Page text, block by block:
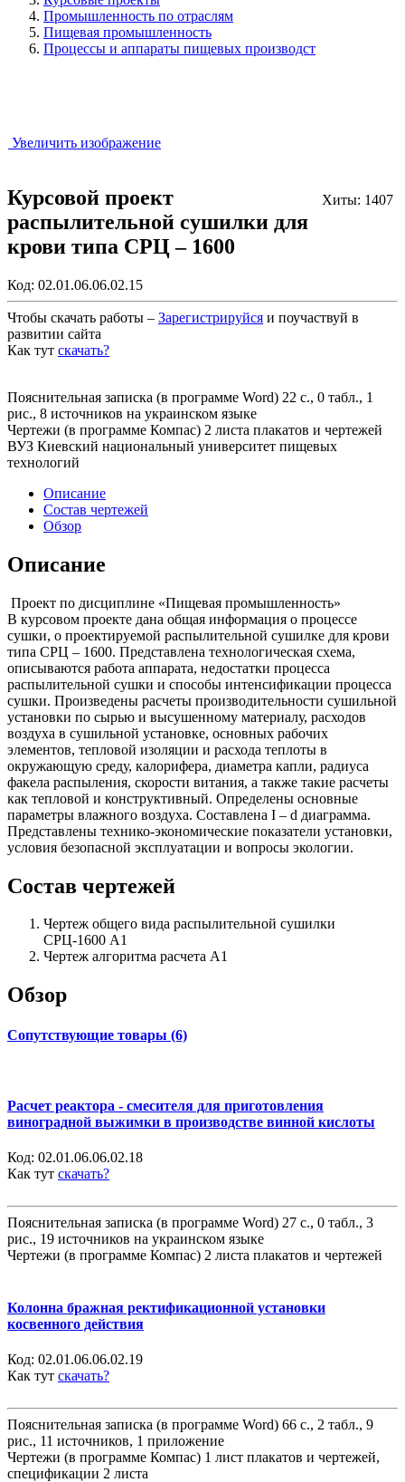
Промышленность по отраслям
Пищевая промышленность
Процессы и аппараты пищевых производст
Увеличить изображение
Хиты: 1407
Курсовой проект
распылительной сушилки для
крови типа СРЦ – 1600
Код: 02.01.06.06.02.15
Чтобы скачать работы – Зарегистрируйся и поучаствуй в
развитии сайта
Как тут скачать?
Пояснительная записка (в программе Word) 22 с., 0 табл., 1
рис., 8 источников на украинском языке
Чертежи (в программе Компас) 2 листа плакатов и чертежей
ВУЗ Киевский национальный университет пищевых
технологий
Описание
Состав чертежей
Обзор
Описание
Проект по дисциплине «Пищевая промышленность»
В курсовом проекте дана общая информация о процессе
сушки, о проектируемой распылительной сушилке для крови
типа СРЦ – 1600. Представлена технологическая схема,
описываются работа аппарата, недостатки процесса
распылительной сушки и способы интенсификации процесса
сушки. Произведены расчеты производительности сушильной
установки по сырью и высушенному материалу, расходов
воздуха в сушильной установке, основных рабочих
элементов, тепловой изоляции и расхода теплоты в
окружающую среду, калорифера, диаметра капли, радиуса
факела распыления, скорости витания, а также такие расчеты
как тепловой и конструктивный. Определены основные
параметры влажного воздуха. Составлена I – d диаграмма.
Представлены технико-экономические показатели установки,
условия безопасной эксплуатации и вопросы экологии.
Состав чертежей
Чертеж общего вида распылительной сушилки
СРЦ-1600 А1
Чертеж алгоритма расчета А1
Обзор
Сопутствующие товары (6)
Расчет реактора - смесителя для приготовления
виноградной выжимки в производстве винной кислоты
Код: 02.01.06.06.02.18
Как тут скачать?
Пояснительная записка (в программе Word) 27 с., 0 табл., 3
рис., 19 источников на украинском языке
Чертежи (в программе Компас) 2 листа плакатов и чертежей
Колонна бражная ректификационной установки
косвенного действия
Код: 02.01.06.06.02.19
Как тут скачать?
Пояснительная записка (в программе Word) 66 с., 2 табл., 9
рис., 11 источников, 1 приложение
Чертежи (в программе Компас) 1 лист плакатов и чертежей,
спецификации 2 листа